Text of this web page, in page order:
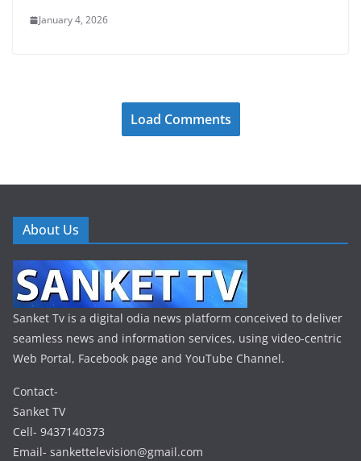
January 4, 2026
Load Comments
About Us
Sanket Tv is a digital odia news platform conceived to deliver
seamless news and information services, using video-centric
Web Portal, Facebook page and YouTube Channel.
Contact-
Sanket TV
Cell- 9437140373
Email- sankettelevision@gmail.com